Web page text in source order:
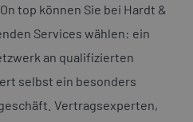
top können Sie bei Hardt &
Services wählen: ein
an qualifizierten
selbst ein besonders
Vertragsexperten,